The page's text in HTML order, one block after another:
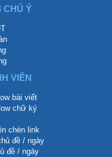
CHÚ Ý
VIÊN
bài viết
chữ ký
chèn link
đề / ngày
đề / ngày